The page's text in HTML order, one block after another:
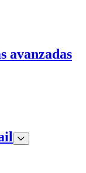
avanzadas